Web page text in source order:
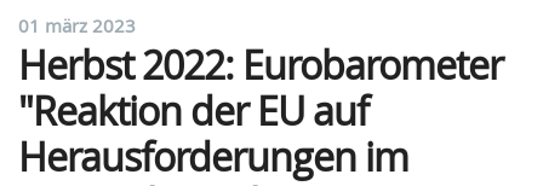
01 märz 2023
Herbst 2022: Eurobarometer
"Reaktion der EU auf
Herausforderungen im